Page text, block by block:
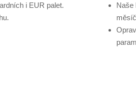
i EUR palet.
Naše